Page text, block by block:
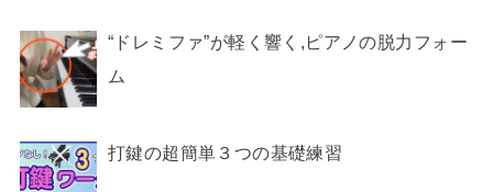
“ドレミファ”が軽く響く,ピアノの脱力フォー
ム
打鍵の超簡単３つの基礎練習